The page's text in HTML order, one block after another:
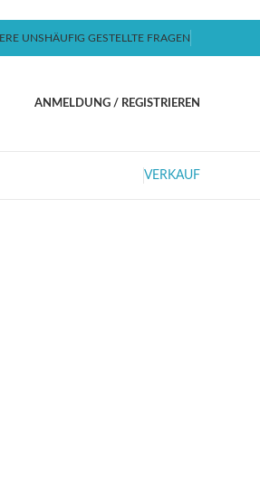
UNSHÄUFIG GESTELLTE FRAGEN
ANMELDUNG / REGISTRIEREN
VERKAUF